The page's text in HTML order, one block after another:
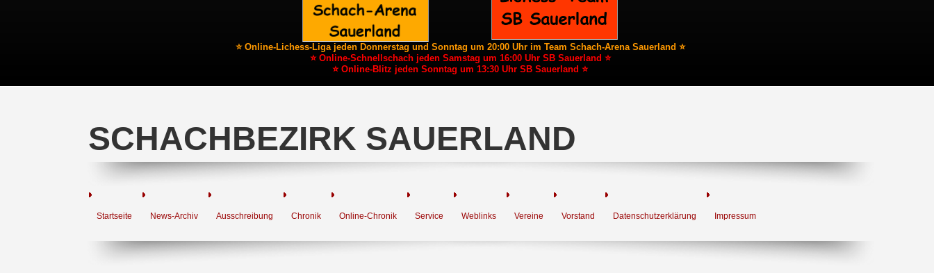
⭐ Online-Lichess-Liga jeden Donnerstag und Sonntag um 20:00 Uhr im Team Schach-Arena Sauerland ⭐
⭐ Online-Schnellschach jeden Samstag um 16:00 Uhr SB Sauerland ⭐
⭐ Online-Blitz jeden Sonntag um 13:30 Uhr SB Sauerland ⭐
SCHACHBEZIRK SAUERLAND
Startseite News-Archiv Ausschreibung Chronik Online-Chronik Service Weblinks Vereine Vorstand Datenschutzerklärung Impressum